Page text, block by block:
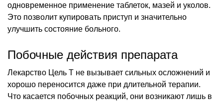
одновременное применение таблеток, мазей и уколов.
Это позволит купировать приступ и значительно
улучшить состояние больного.
Побочные действия препарата
Лекарство Цель Т не вызывает сильных осложнений и
хорошо переносится даже при длительной терапии.
Что касается побочных реакций, они возникают лишь в